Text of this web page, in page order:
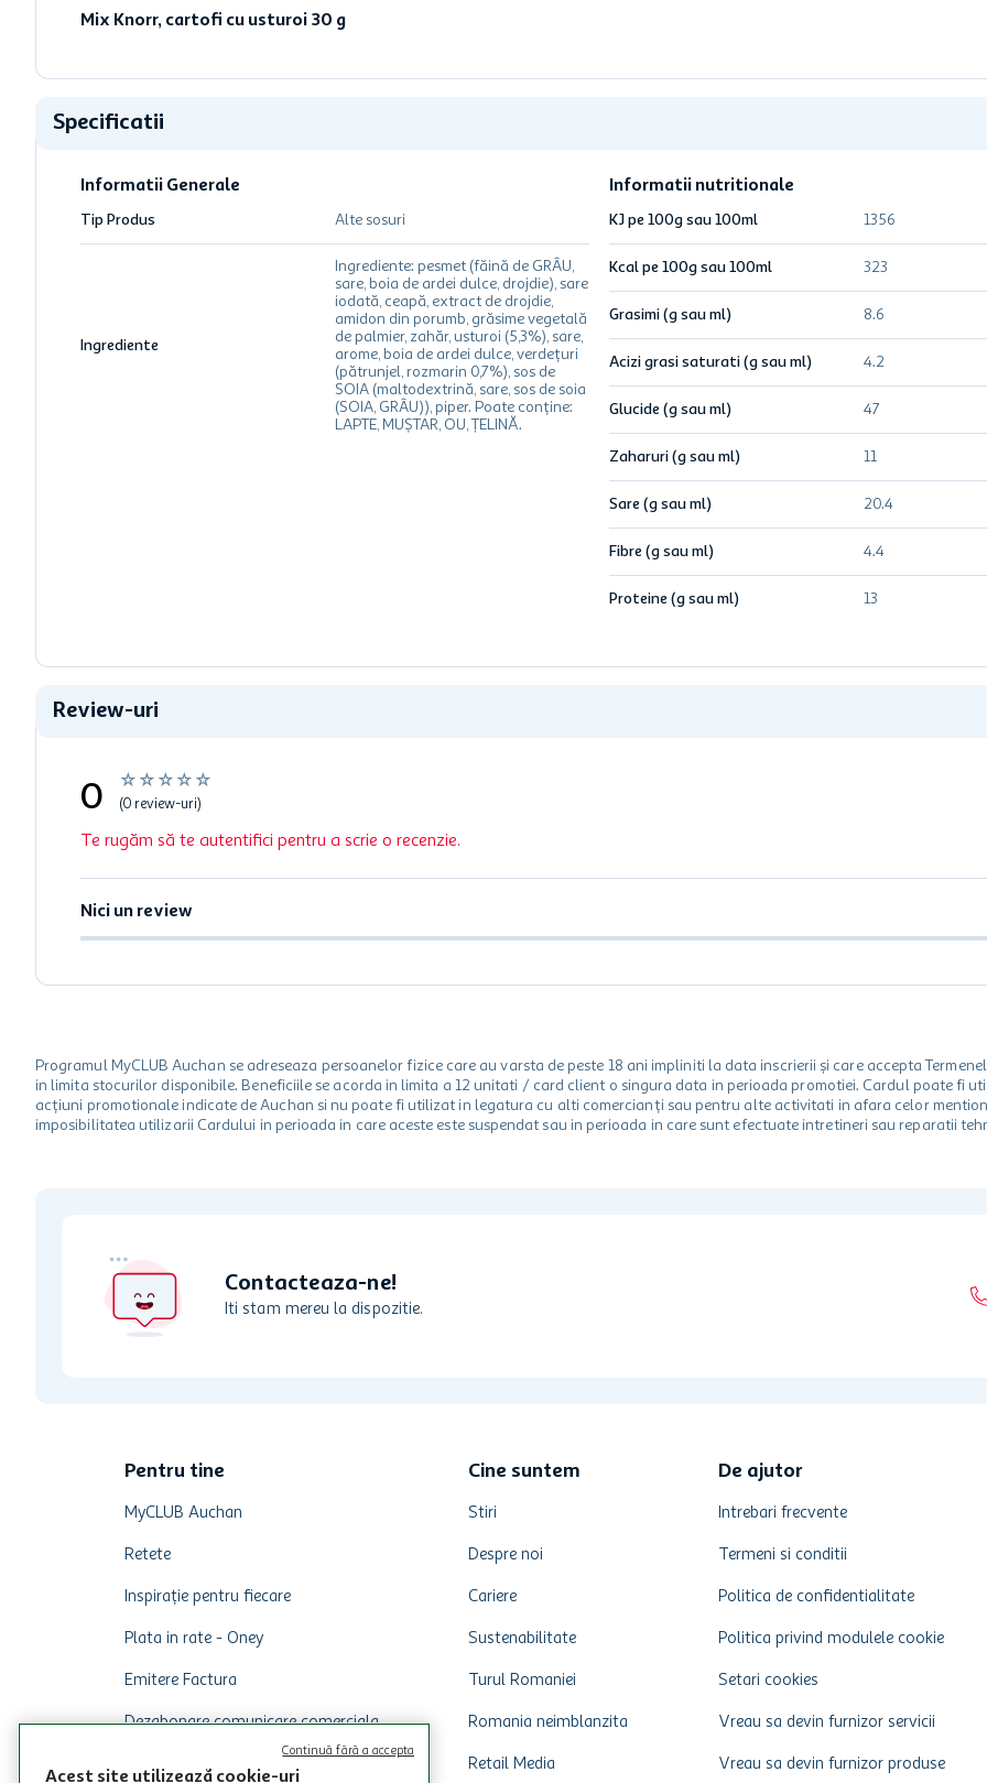
Mix Knorr, cartofi cu usturoi 30 g
Specificatii
Informatii Generale
Tip Produs Alte sosuri
Ingrediente
Ingrediente: pesmet (făină de GRÂU,
sare, boia de ardei dulce, drojdie), sare
iodată, ceapă, extract de drojdie,
amidon din porumb, grăsime vegetală
de palmier, zahăr, usturoi (5,3%), sare,
arome, boia de ardei dulce, verdețuri
(pătrunjel, rozmarin 0,7%), sos de
SOIA (maltodextrină, sare, sos de soia
(SOIA, GRÂU)), piper. Poate conține:
LAPTE, MUȘTAR, OU, ȚELINĂ.
Informatii nutritionale
KJ pe 100g sau 100ml 1356
Kcal pe 100g sau 100ml 323
Grasimi (g sau ml) 8.6
Acizi grasi saturati (g sau ml) 4.2
Glucide (g sau ml) 47
Zaharuri (g sau ml) 11
Sare (g sau ml) 20.4
Fibre (g sau ml) 4.4
Proteine (g sau ml) 13
Review-uri
☆ ☆ ☆ ☆ ☆
0 (0 review-uri)
Te rugăm să te autentifici pentru a scrie o recenzie.
Nici un review
Programul MyCLUB Auchan se adreseaza persoanelor fizice care au varsta de peste 18 ani impliniti la data inscrierii și care accepta
in limita stocurilor disponibile. Beneficiile se acorda in limita a 12 unitati / card client o singura data in perioada promotiei. Cardul poate fi
acțiuni promotionale indicate de Auchan si nu poate fi utilizat in legatura cu alti comercianți sau pentru alte activitati in afara celor
imposibilitatea utilizarii Cardului in perioada in care aceste este suspendat sau in perioada in care sunt efectuate intretineri sau reparatii
Contacteaza-ne!
Iti stam mereu la dispozitie.
Pentru tine
MyCLUB Auchan
Retete
Inspirație pentru fiecare
Plata in rate - Oney
Emitere Factura
Dezabonare comunicare comerciala
Cine suntem
Stiri
Despre noi
Cariere
Sustenabilitate
Turul Romaniei
Romania neimblanzita
Retail Media
De ajutor
Intrebari frecvente
Termeni si conditii
Politica de confidentialitate
Politica privind modulele cookie
Setari cookies
Vreau sa devin furnizor servicii
Vreau sa devin furnizor produse
Acest site utilizează cookie-uri
Continuă fără a accepta